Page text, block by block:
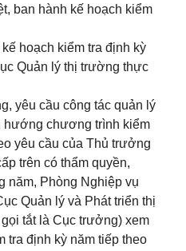
ban hành kế hoạch kiểm
hoạch kiểm tra định kỳ
Quản lý thị trường thực
yêu cầu công tác quản lý
chương trình kiểm
yêu cầu của Thủ trưởng
trên có thẩm quyền,
năm, Phòng Nghiệp vụ
Quản lý và Phát triển thị
tắt là Cục trưởng) xem
tra định kỳ năm tiếp theo